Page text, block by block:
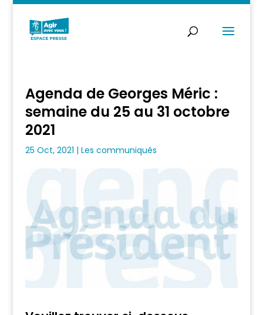
Agenda de Georges Méric :
semaine du 25 au 31 octobre
2021
25 Oct, 2021 | Les communiqués